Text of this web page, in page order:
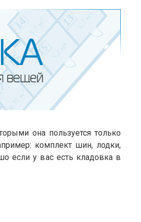
она пользуется только
комплект шин, лодки,
если у вас есть кладовка в